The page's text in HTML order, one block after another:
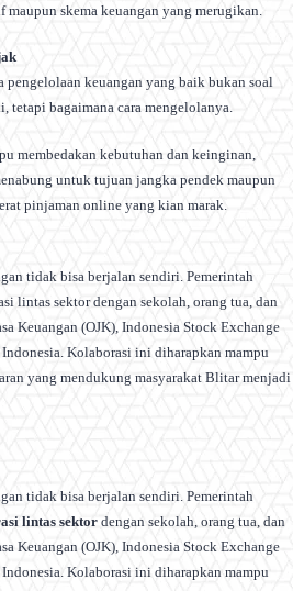
skema keuangan yang merugikan.
pengelolaan keuangan yang baik bukan soal
tetapi bagaimana cara mengelolanya.
membedakan kebutuhan dan keinginan,
untuk tujuan jangka pendek maupun
pinjaman online yang kian marak.
tidak bisa berjalan sendiri. Pemerintah
lintas sektor dengan sekolah, orang tua, dan
Keuangan (OJK), Indonesia Stock Exchange
Kolaborasi ini diharapkan mampu
yang mendukung masyarakat Blitar menjadi
tidak bisa berjalan sendiri. Pemerintah
lintas sektor dengan sekolah, orang tua, dan
Keuangan (OJK), Indonesia Stock Exchange
Kolaborasi ini diharapkan mampu